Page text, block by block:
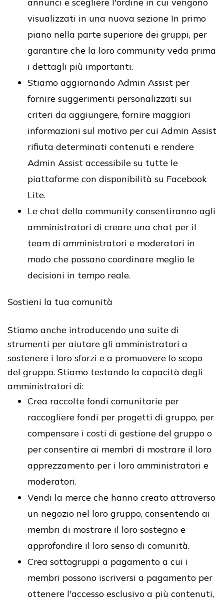
annunci e scegliere l'ordine in cui vengono
visualizzati in una nuova sezione In primo
piano nella parte superiore dei gruppi, per
garantire che la loro community veda prima
i dettagli più importanti.
Stiamo aggiornando Admin Assist per
fornire suggerimenti personalizzati sui
criteri da aggiungere, fornire maggiori
informazioni sul motivo per cui Admin Assist
rifiuta determinati contenuti e rendere
Admin Assist accessibile su tutte le
piattaforme con disponibilità su Facebook
Lite.
Le chat della community consentiranno agli
amministratori di creare una chat per il
team di amministratori e moderatori in
modo che possano coordinare meglio le
decisioni in tempo reale.
Sostieni la tua comunità
Stiamo anche introducendo una suite di
strumenti per aiutare gli amministratori a
sostenere i loro sforzi e a promuovere lo scopo
del gruppo. Stiamo testando la capacità degli
amministratori di:
Crea raccolte fondi comunitarie per
raccogliere fondi per progetti di gruppo, per
compensare i costi di gestione del gruppo o
per consentire ai membri di mostrare il loro
apprezzamento per i loro amministratori e
moderatori.
Vendi la merce che hanno creato attraverso
un negozio nel loro gruppo, consentendo ai
membri di mostrare il loro sostegno e
approfondire il loro senso di comunità.
Crea sottogruppi a pagamento a cui i
membri possono iscriversi a pagamento per
ottenere l'accesso esclusivo a più contenuti,